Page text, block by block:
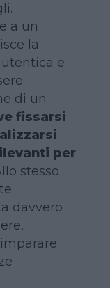
a un
la
e
di un
fissarsi
per
stesso
davvero